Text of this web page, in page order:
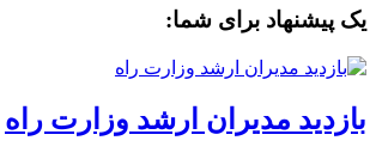
یک پیشنهاد برای شما:
بازدید مدیران ارشد وزارت راه